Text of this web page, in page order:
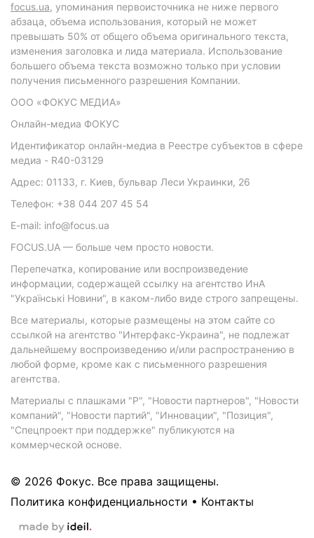
focus.ua, упоминания первоисточника не ниже первого
абзаца, объема использования, который не может
превышать 50% от общего объема оригинального текста,
изменения заголовка и лида материала. Использование
большего объема текста возможно только при условии
получения письменного разрешения Компании.
ООО «ФОКУС МЕДИА»
Онлайн-медиа ФОКУС
Идентификатор онлайн-медиа в Реестре субъектов в сфере
медиа - R40-03129
Адрес: 01133, г. Киев, бульвар Леси Украинки, 26
Телефон: +38 044 207 45 54
E-mail: info@focus.ua
FOCUS.UA — больше чем просто новости.
Перепечатка, копирование или воспроизведение
информации, содержащей ссылку на агентство ИнА
"Українські Новини", в каком-либо виде строго запрещены.
Все материалы, которые размещены на этом сайте со
ссылкой на агентство "Интерфакс-Украина", не подлежат
дальнейшему воспроизведению и/или распространению в
любой форме, кроме как с письменного разрешения
агентства.
Материалы с плашками "Р", "Новости партнеров", "Новости
компаний", "Новости партий", "Инновации", "Позиция",
"Спецпроект при поддержке" публикуются на
коммерческой основе.
© 2026 Фокус. Все права защищены.
Политика конфиденциальности • Контакты